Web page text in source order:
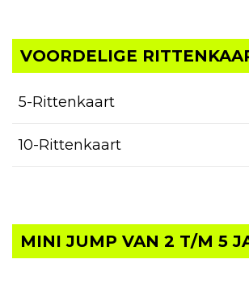
VOORDELIGE
5-Rittenkaart
10-Rittenkaart
MINI JUMP VAN 2 T/M 5